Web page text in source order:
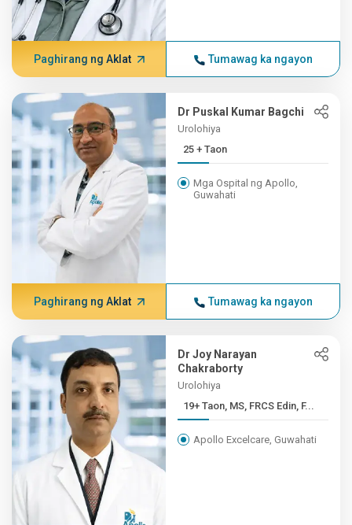
Paghirang ng Aklat Tumawag ka ngayon
Dr Puskal Kumar Bagchi
Urolohiya
25 + Taon
Mga Ospital ng Apollo,
Guwahati
Paghirang ng Aklat Tumawag ka ngayon
Dr Joy Narayan
Chakraborty
Urolohiya
19+ Taon, MS, FRCS Edin, F...
Apollo Excelcare, Guwahati